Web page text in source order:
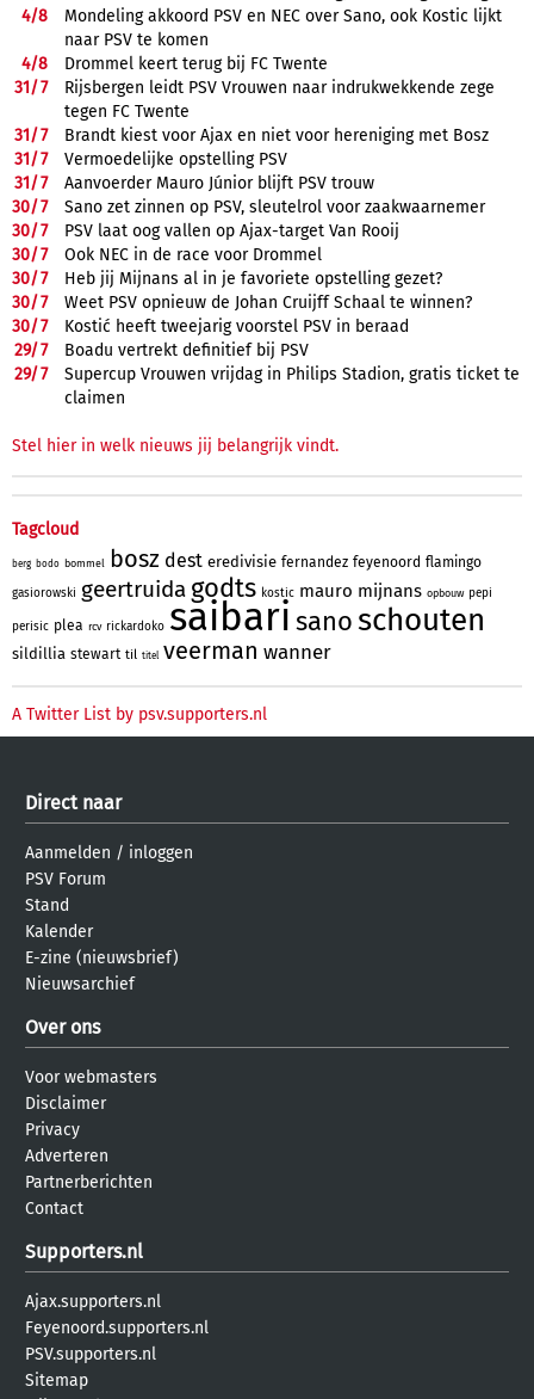
4/8
Mondeling akkoord PSV en NEC over Sano, ook Kostic lijkt
naar PSV te komen
4/8
Drommel keert terug bij FC Twente
31/7
Rijsbergen leidt PSV Vrouwen naar indrukwekkende zege
tegen FC Twente
31/7
Brandt kiest voor Ajax en niet voor hereniging met Bosz
31/7
Vermoedelijke opstelling PSV
31/7
Aanvoerder Mauro Júnior blijft PSV trouw
30/7
Sano zet zinnen op PSV, sleutelrol voor zaakwaarnemer
30/7
PSV laat oog vallen op Ajax-target Van Rooij
30/7
Ook NEC in de race voor Drommel
30/7
Heb jij Mijnans al in je favoriete opstelling gezet?
30/7
Weet PSV opnieuw de Johan Cruijff Schaal te winnen?
30/7
Kostić heeft tweejarig voorstel PSV in beraad
29/7
Boadu vertrekt definitief bij PSV
29/7
Supercup Vrouwen vrijdag in Philips Stadion, gratis ticket te
claimen
Stel hier in welk nieuws jij belangrijk vindt.
Tagcloud
berg bodo bommel bosz dest eredivisie fernandez feyenoord flamingo
gasiorowski geertruida godts kostic mauro mijnans opbouw pepi
perisic plea rcv rickardoko saibari sanoschouten
sildillia stewart til titel veerman wanner
A Twitter List by psv.supporters.nl
Direct naar
Aanmelden / inloggen
PSV Forum
Stand
Kalender
E-zine (nieuwsbrief)
Nieuwsarchief
Over ons
Voor webmasters
Disclaimer
Privacy
Adverteren
Partnerberichten
Contact
Supporters.nl
Ajax.supporters.nl
Feyenoord.supporters.nl
PSV.supporters.nl
Sitemap